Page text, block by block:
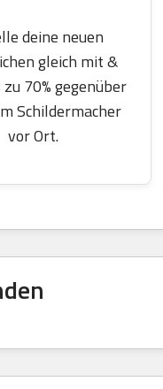
deine neuen
gleich mit &
70% gegenüber
Schildermacher
vor Ort.